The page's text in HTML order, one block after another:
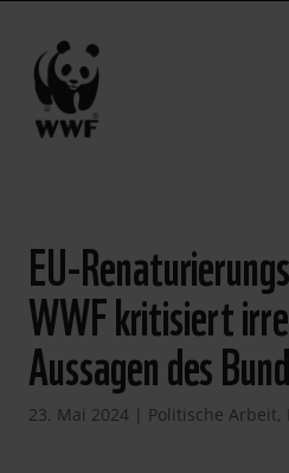
EU-
WWF kritisiert
Aussagen des
23. Mai 2024| Politische Arbeit,